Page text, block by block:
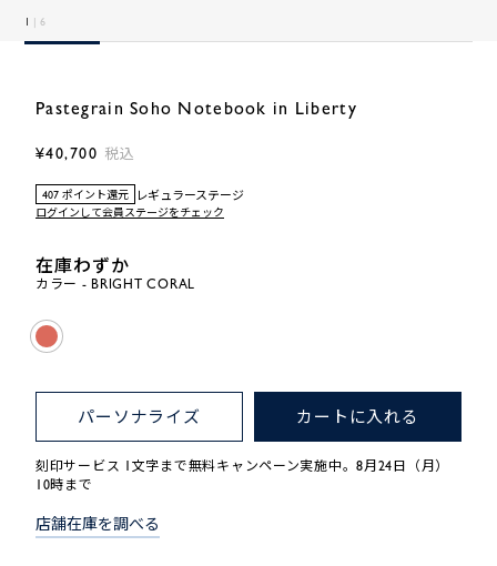
1 | 6
Pastegrain Soho Notebook in Liberty
¥40,700 税込
407 ポイント還元 レギュラーステージ
ログインして会員ステージをチェック
在庫わずか
カラー - BRIGHT CORAL
パーソナライズ カートに入れる
刻印サービス 1文字まで無料キャンペーン実施中。8月24日（月）
10時まで
店舗在庫を調べる